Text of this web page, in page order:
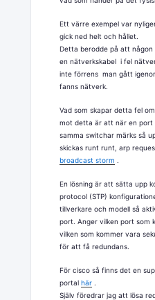
Ett värre exempel var
gick ned helt och hållet.
Detta berodde på att någon
en nätverkskabel i fel
inte förrens man gått
fanns nätverk.
Vad som skapar detta fel
mot detta är att när en port
samma switchar märks så
skickas runt runt, arp
broadcast storm .
En lösning är att sätta upp
protocol (STP)
tillverkare och modell så
port. Anger vilken port som
vilken som kommer vara
för att få redundans.
För cisco så finns det en
portalhär .
Själv föredrar jag att lösa